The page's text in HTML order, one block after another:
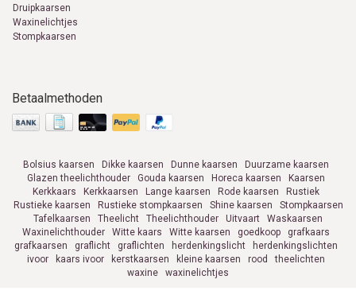
Druipkaarsen
Waxinelichtjes
Stompkaarsen
Betaalmethoden
Bolsius kaarsen Dikke kaarsen Dunne kaarsen
Duurzame kaarsen
Glazen theelichthouder
Gouda kaarsen Horeca kaarsen
Kaarsen
Kerkkaars
Kerkkaarsen Lange kaarsen Rode kaarsen
Rustiek
Rustieke kaarsen
Rustieke stompkaarsen Shine kaarsen
Stompkaarsen
Tafelkaarsen
Theelicht Theelichthouder Uitvaart
Waskaarsen
Waxinelichthouder
Witte kaars Witte kaarsen goedkoop
grafkaars
grafkaarsen
graflicht graflichten herdenkingslicht
herdenkingslichten
ivoor
kaars ivoor kerstkaarsen kleine kaarsen rood
theelichten
waxine
waxinelichtjes